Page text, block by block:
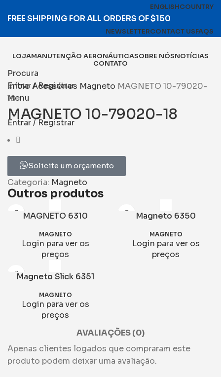
ENGLISHCOUNTRY
FREE SHIPPING FOR ALL ORDERS OF $150
NEWSLETTERCONTACT USFAQS
LOJAMANUTENÇÃO AERONÁUTICASOBRE NÓSNOTÍCIAS
CONTATO
Procura
Entrar / Registrar
Menu
Entrar / Registrar
InícioAcessórios Magneto MAGNETO 10-79020-
18
MAGNETO 10-79020-18
Solicite um orçamento
Categoria: Magneto
Outros produtos
MAGNETO 6310
MAGNETO
Login para ver os
preços
Magneto 6350
MAGNETO
Login para ver os
preços
Magneto Slick 6351
MAGNETO
Login para ver os
preços
AVALIAÇÕES (0)
Apenas clientes logados que compraram este
produto podem deixar uma avaliação.